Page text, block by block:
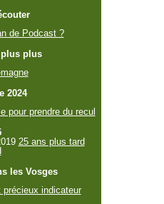
de Podcast ?
plus
2024
pour prendre du recul
25 ans plus tard
les Vosges
précieux indicateur